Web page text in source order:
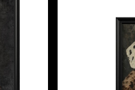
și imaginație. Privirea
cu pălărie amplă
buze.
cu măiestrie și
de conversație.